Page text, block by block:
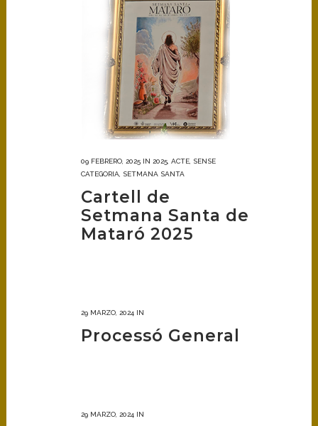
09 FEBRERO, 2025 IN 2025 ACTE SENSE
CATEGORIA
SETMANA SANTA
Cartell de
Setmana Santa de
Mataró 2025
29 MARZO, 2024 IN
Processó General
29 MARZO, 2024 IN